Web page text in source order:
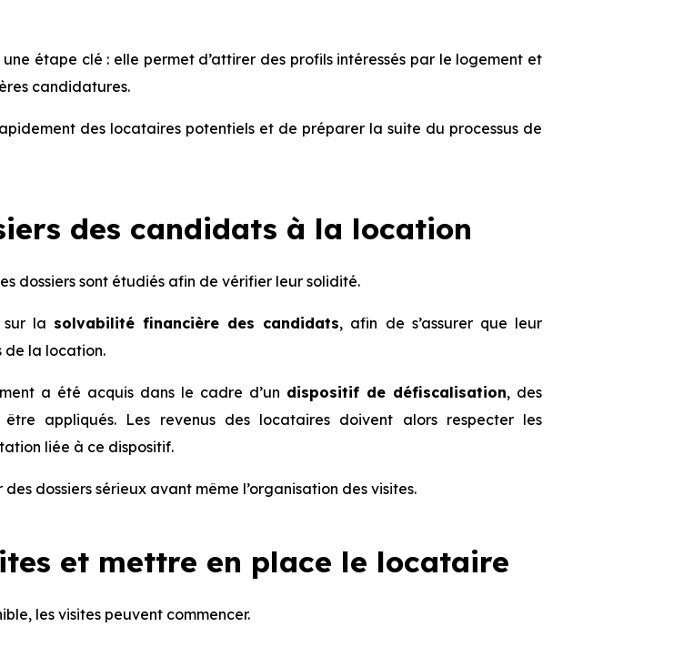
étape clé : elle permet d’attirer des profils intéressés par le logement et
candidatures.
des locataires potentiels et de préparer la suite du processus de
des candidats à la location
dossiers sont étudiés afin de vérifier leur solidité.
sur la solvabilité financière des candidats, afin de s’assurer que leur
de la location.
a été acquis dans le cadre d’un dispositif de défiscalisation, des
être appliqués. Les revenus des locataires doivent alors respecter les
liée à ce dispositif.
dossiers sérieux avant même l’organisation des visites.
et mettre en place le locataire
les visites peuvent commencer.